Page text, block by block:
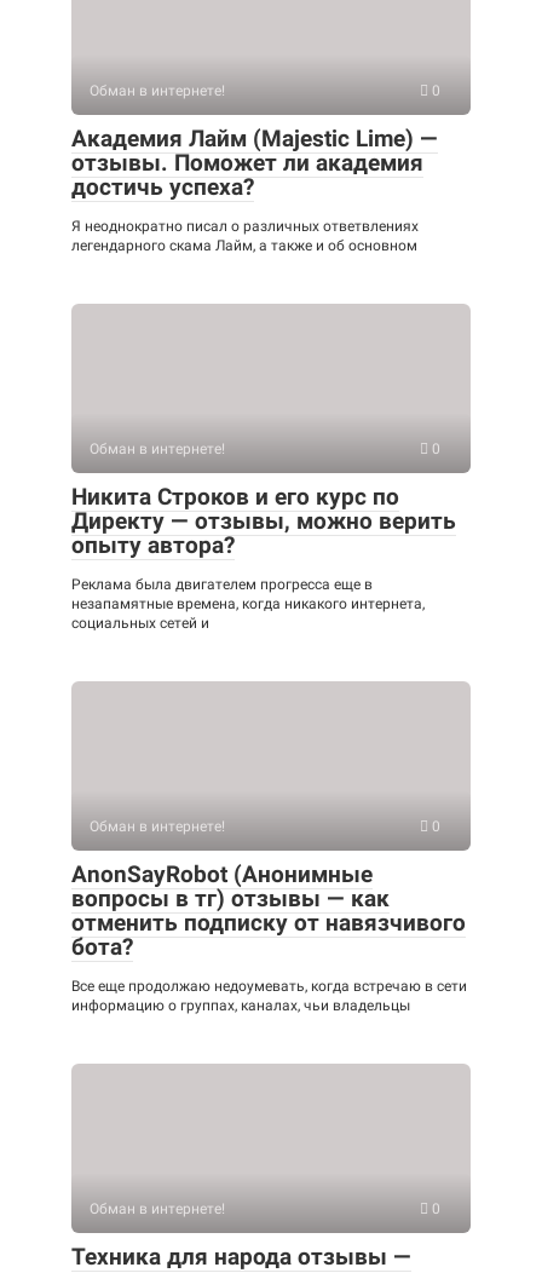
Обман в интернете! 0
Академия Лайм (Majestic Lime) —
отзывы. Поможет ли академия
достичь успеха?
Я неоднократно писал о различных ответвлениях
легендарного скама Лайм, а также и об основном
Обман в интернете! 0
Никита Строков и его курс по
Директу — отзывы, можно верить
опыту автора?
Реклама была двигателем прогресса еще в
незапамятные времена, когда никакого интернета,
социальных сетей и
Обман в интернете! 0
AnonSayRobot (Анонимные
вопросы в тг) отзывы — как
отменить подписку от навязчивого
бота?
Все еще продолжаю недоумевать, когда встречаю в сети
информацию о группах, каналах, чьи владельцы
Обман в интернете! 0
Техника для народа отзывы —